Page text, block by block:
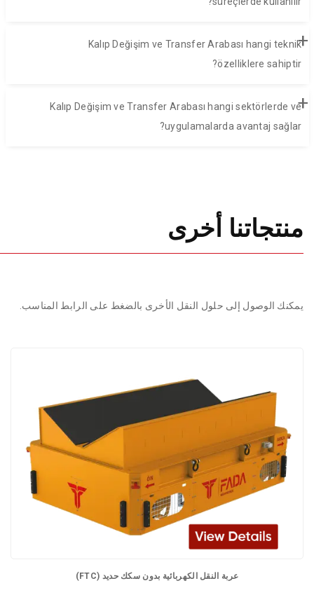
+
Kalıp Değişim ve Transfer Arabası hangi teknik
özelliklere sahiptir?
+
Kalıp Değişim ve Transfer Arabası hangi sektörlerde ve
uygulamalarda avantaj sağlar?
منتجاتنا أخرى
يمكنك الوصول إلى حلول النقل الأخرى بالضغط على الرابط المناسب.
عربة النقل الكهربائية بدون سكك حديد (FTC)